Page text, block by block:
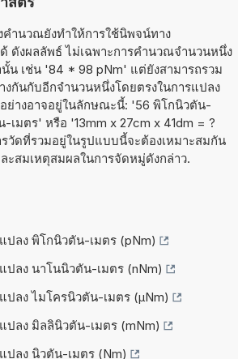
คำนวณยังทำให้การใช้นิพจน์ทาง
ดังผลลัพธ์ ไม่เฉพาะการคำนวณจำนวนหนึ่ง
น เช่น '84 * 98 pNm' แต่ยังสามารถรวม
กันกับอีกจำนวนหนึ่งโดยตรงในการแปลง
ย่างอาจอยู่ในลักษณะนี้: '56 พิโกนิวตัน-
เมตร' หรือ '13mm x 27cm x 41dm = ?
วัดที่รวมอยู่ในรูปแบบนี้จะต้องเหมาะสมกัน
ะสมเหตุสมผลในการจัดหมู่ดังกล่าว.
ปลง พิโกนิวตัน-เมตร (pNm)
ปลง นาโนนิวตัน-เมตร (nNm)
ปลง ไมโครนิวตัน-เมตร (µNm)
ปลง มิลลินิวตัน-เมตร (mNm)
ปลง นิวตัน-เมตร (Nm)